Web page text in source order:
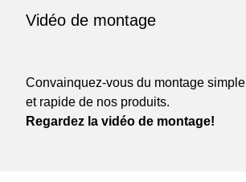
Vidéo de montage
Convainquez-vous du montage simple
et rapide de nos produits.
Regardez la vidéo de montage!